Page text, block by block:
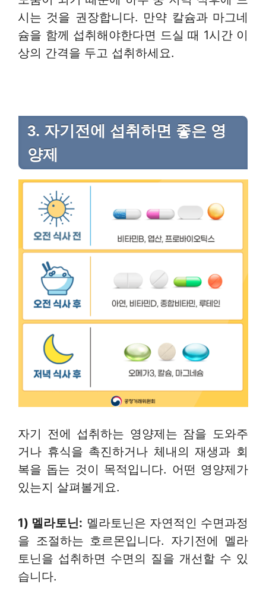
시는 것을 권장합니다. 만약 칼슘과 마그네
슘을 함께 섭취해야한다면 드실 때 1시간 이
상의 간격을 두고 섭취하세요.
3. 자기전에 섭취하면 좋은 영
양제
자기 전에 섭취하는 영양제는 잠을 도와주
거나 휴식을 촉진하거나 체내의 재생과 회
복을 돕는 것이 목적입니다. 어떤 영양제가
있는지 살펴볼게요.
1) 멜라토닌: 멜라토닌은 자연적인 수면과정
을 조절하는 호르몬입니다. 자기전에 멜라
토닌을 섭취하면 수면의 질을 개선할 수 있
습니다.